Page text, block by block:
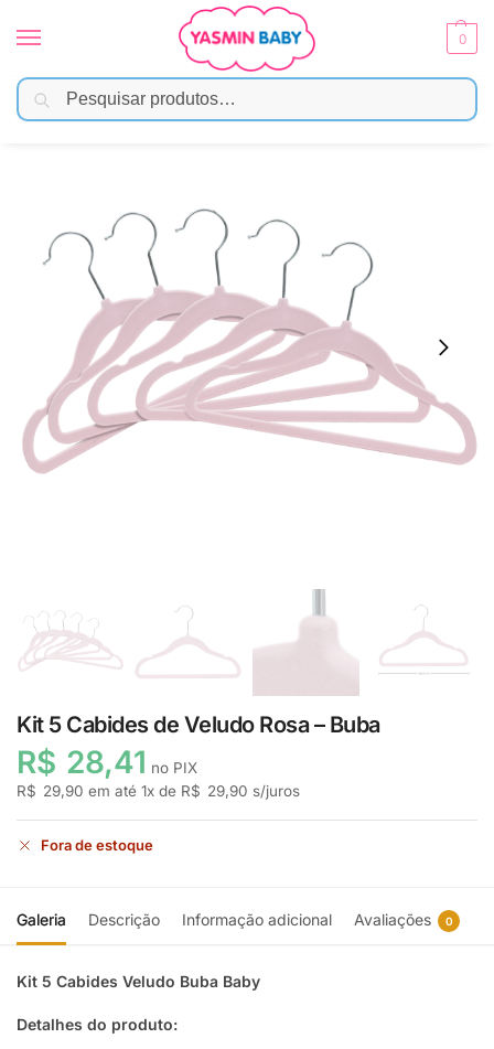
0
Início Enxoval / Kit 5 Cabides de Veludo Rosa – Buba
Kit 5 Cabides de Veludo Rosa – Buba
R$ 28,41 no PIX
R$ 29,90 em até 1x de R$ 29,90 s/juros
Fora de estoque
Galeria Descrição Informação adicional Avaliações 0
Kit 5 Cabides Veludo Buba Baby
Detalhes do produto: